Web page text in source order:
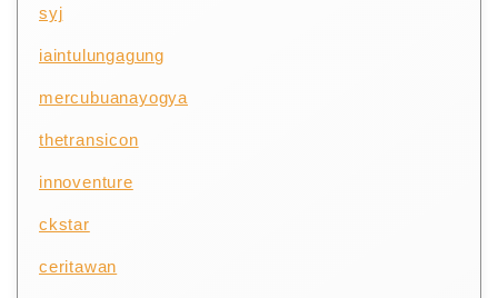
syj
iaintulungagung
mercubuanayogya
thetransicon
innoventure
ckstar
ceritawan